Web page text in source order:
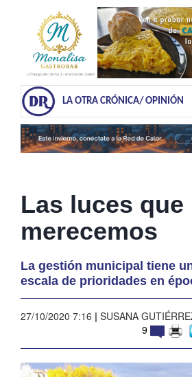
LA OTRA CRÓNICA/ OPINIÓN
Las luces que
merecemos
La gestión municipal tiene
escala de prioridades en
27/10/2020 7:16 | SUSANA
9